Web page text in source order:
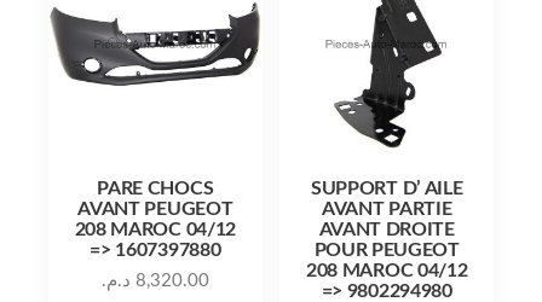
PARE CHOCS
AVANT PEUGEOT
208 MAROC 04/12
=> 1607397880
8,320.00 د.م.
SUPPORT D’ AILE
AVANT PARTIE
AVANT DROITE
POUR PEUGEOT
208 MAROC 04/12
=> 9802294980